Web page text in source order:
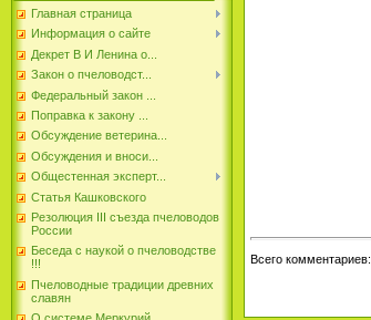
Главная страница
Информация о сайте
Декрет В И Ленина о...
Закон о пчеловодст...
Федеральный закон ...
Поправка к закону ...
Обсуждение ветерина...
Обсуждения и вноси...
Общестенная эксперт...
Статья Кашковского
Резолюция III съезда пчеловодов
России
Беседа с наукой о пчеловодстве
!!!
Пчеловодные традиции древних
славян
Всего комментариев: